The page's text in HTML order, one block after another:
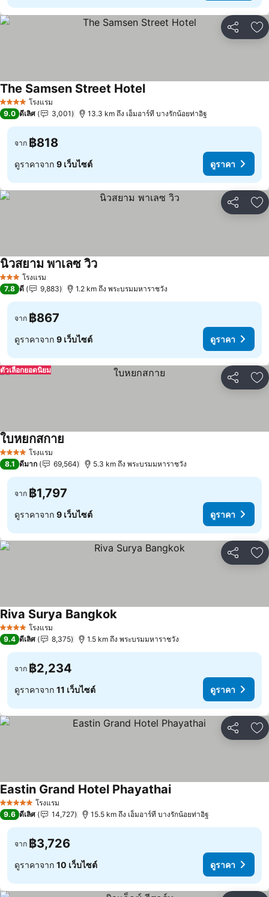
แชร์ เ
4 ดาว โรงแรม
The Samsen Street Hotelดูราคา
9.0 ดีเลิศ 3,001 13.3 km ถึง เอ็มอาร์ที บางรักน้อยท่าอิฐ
จาก ฿818
ดูราคาจาก 9 เว็บไซต์ ดูราคา
แชร์ เ
3 ดาว โรงแรม
นิวสยาม พาเลซ วิวดูราคา
7.8 ดี 9,883 1.2 km ถึง พระบรมมหาราชวัง
จาก ฿867
ดูราคาจาก 9 เว็บไซต์ ดูราคา
แชร์ เ
ตัวเลือกยอดนิยม
4 ดาว โรงแรม
ใบหยกสกาย
8.1 ดีมาก 69,564 5.3 km ถึง พระบรมมหาราชวัง
จาก ฿1,797
ดูราคาจาก 9 เว็บไซต์ ดูราคา
แชร์ เ
4 ดาว โรงแรม
Riva Surya Bangkokดูราคา
9.4 ดีเลิศ 8,375 1.5 km ถึง พระบรมมหาราชวัง
จาก ฿2,234
ดูราคาจาก 11 เว็บไซต์ ดูราคา
แชร์ เ
5 ดาว โรงแรม
Eastin Grand Hotel Phayathaiดูราคา
9.6 ดีเลิศ 14,727 15.5 km ถึง เอ็มอาร์ที บางรักน้อยท่าอิฐ
จาก ฿3,726
ดูราคาจาก 10 เว็บไซต์ ดูราคา